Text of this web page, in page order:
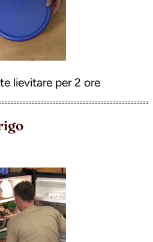
lievitare per 2 ore